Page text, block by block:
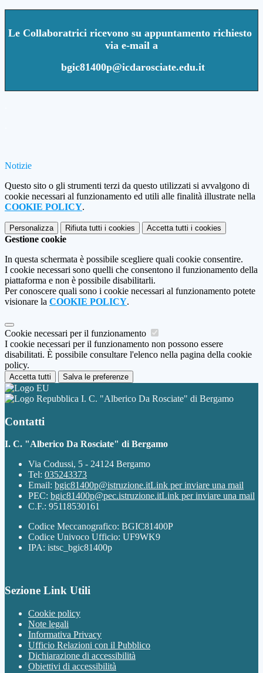
Le Collaboratrici ricevono su appuntamento richiesto
via e-mail a
bgic81400p@icdarosciate.edu.it
Notizie
Questo sito o gli strumenti terzi da questo utilizzati si avvalgono di
cookie necessari al funzionamento ed utili alle finalità illustrate nella
COOKIE POLICY.
Personalizza Rifiuta tutti i cookies Accetta tutti i cookies
Gestione cookie
In questa schermata è possibile scegliere quali cookie consentire.
I cookie necessari sono quelli che consentono il funzionamento della
piattaforma e non è possibile disabilitarli.
Per conoscere quali sono i cookie necessari al funzionamento potete
visionare la COOKIE POLICY.
Cookie necessari per il funzionamento
I cookie necessari per il funzionamento non possono essere
disabilitati. È possibile consultare l'elenco nella pagina della cookie
policy.
Accetta tutti Salva le preferenze
I. C. "Alberico Da Rosciate" di Bergamo
Contatti
I. C. "Alberico Da Rosciate" di Bergamo
Via Codussi, 5 - 24124 Bergamo
Tel: 035243373
Email: bgic81400p@istruzione.itLink per inviare una mail
PEC: bgic81400p@pec.istruzione.itLink per inviare una mail
C.F.: 95118530161
Codice Meccanografico: BGIC81400P
Codice Univoco Ufficio: UF9WK9
IPA: istsc_bgic81400p
Sezione Link Utili
Cookie policy
Note legali
Informativa Privacy
Ufficio Relazioni con il Pubblico
Dichiarazione di accessibilità
Obiettivi di accessibilità